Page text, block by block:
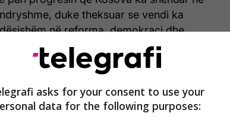
duke theksuar se vendi ka
në reforma, demokraci dhe
në sundimin e ligjit, luftën kundër
dhe demokracinë zgjedhore e liberale,
të qëndrueshme, ndër më të shpejtat në
asks for your consent to use your
data for the following purposes: